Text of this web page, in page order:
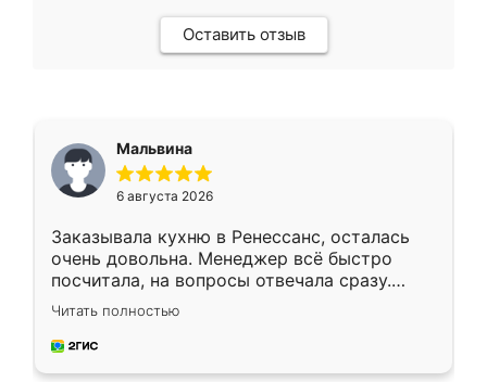
Оставить отзыв
Мальвина
6 августа 2026
Заказывала кухню в Ренессанс, осталась
очень довольна. Менеджер всё быстро
посчитала, на вопросы отвечала сразу.
Замерщик приехал в субботу, подошёл к
делу со всей ответственностью. Собрали
за день, ребята работали аккуратно, даже
Читать полностью